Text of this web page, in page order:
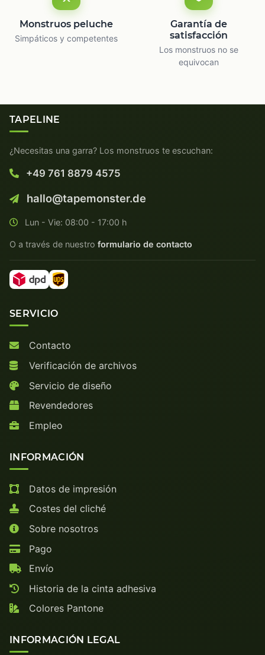
Monstruos peluche
Simpáticos y competentes
Garantía de
satisfacción
Los monstruos no se
equivocan
TAPELINE
¿Necesitas una garra? Los monstruos te escuchan:
+49 761 8879 4575
hallo@tapemonster.de
Lun - Vie: 08:00 - 17:00 h
O a través de nuestro formulario de contacto
SERVICIO
Contacto
Verificación de archivos
Servicio de diseño
Revendedores
Empleo
INFORMACIÓN
Datos de impresión
Costes del cliché
Sobre nosotros
Pago
Envío
Historia de la cinta adhesiva
Colores Pantone
INFORMACIÓN LEGAL